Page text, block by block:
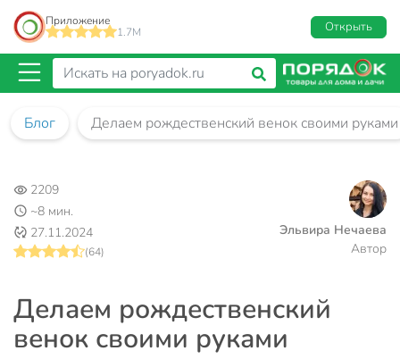
Приложение
1.7M
Открыть
Блог Делаем рождественский венок своими руками
2209
~8 мин.
27.11.2024
(64) Автор
Эльвира Нечаева
Делаем рождественский
венок своими руками